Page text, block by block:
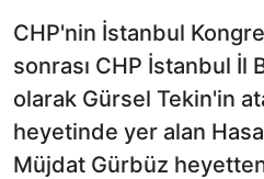
CHP'nin İstanbul
sonrası CHP İstanbul İl
olarak Gürsel Tekin'in
heyetinde yer alan
Müjdat Gürbüz